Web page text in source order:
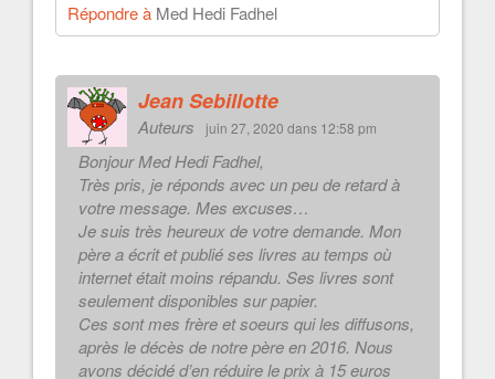
Répondre à Med Hedi Fadhel
Jean Sebillotte
Auteurs juin 27, 2020 dans 12:58 pm
Bonjour Med Hedi Fadhel,
Très pris, je réponds avec un peu de retard à
votre message. Mes excuses…
Je suis très heureux de votre demande. Mon
père a écrit et publié ses livres au temps où
internet était moins répandu. Ses livres sont
seulement disponibles sur papier.
Ces sont mes frère et soeurs qui les diffusons,
après le décès de notre père en 2016. Nous
avons décidé d’en réduire le prix à 15 euros